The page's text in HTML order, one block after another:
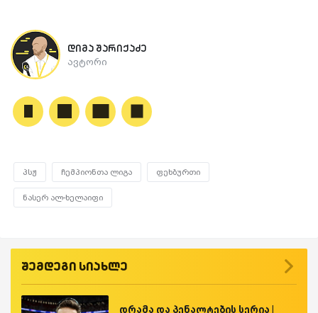
დიმა შარიქაძე
ავტორი
პსჟ ჩემპიონთა ლიგა ფეხბურთი
ნასერ ალ-ხელაიფი
შემდეგი სიახლე
დრამა და პენალტების სერია |